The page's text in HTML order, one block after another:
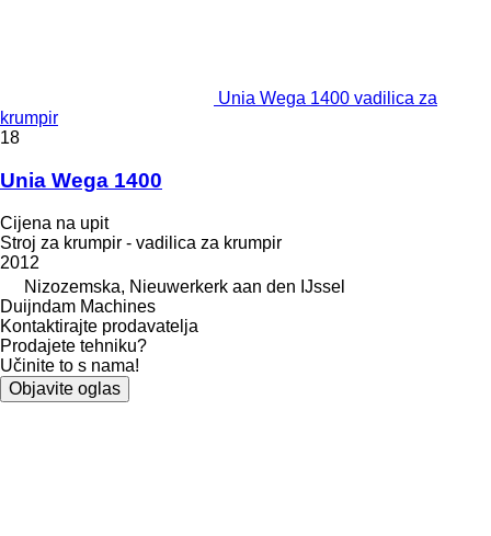
Unia Wega 1400 vadilica za
krumpir
18
Unia Wega 1400
Cijena na upit
Stroj za krumpir - vadilica za krumpir
2012
Nizozemska, Nieuwerkerk aan den IJssel
Duijndam Machines
Kontaktirajte prodavatelja
Prodajete tehniku?
Učinite to s nama!
Objavite oglas